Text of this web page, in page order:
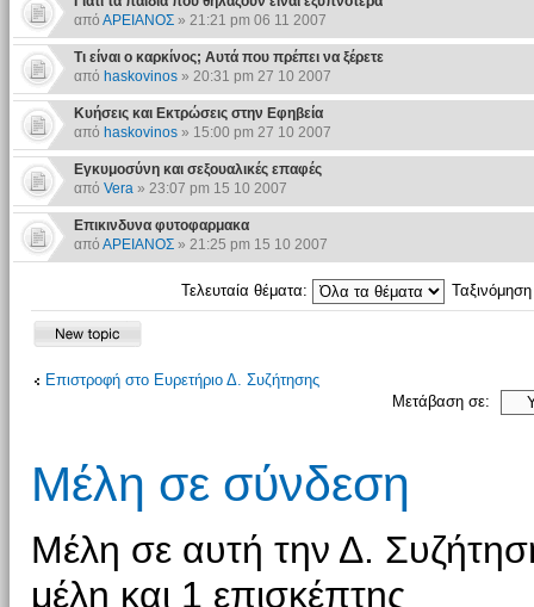
από ΑΡΕΙΑΝΟΣ» 21:21 pm 06 11 2007
Τι είναι ο καρκίνος; Αυτά που πρέπει να ξέρετε
από haskovinos» 20:31 pm 27 10 2007
Kυήσεις και Εκτρώσεις στην Εφηβεία
από haskovinos» 15:00 pm 27 10 2007
Εγκυμοσύνη και σεξουαλικές επαφές
από Vera» 23:07 pm 15 10 2007
Επικινδυνα φυτοφαρμακα
από ΑΡΕΙΑΝΟΣ» 21:25 pm 15 10 2007
Τελευταία θέματα:
Επιστροφή στο Ευρετήριο Δ. Συζήτησης
Μετάβαση σε:
Μέλη σε σύνδεση
Μέλη σε αυτή την Δ.
μέλη και 1 επισκέπτης